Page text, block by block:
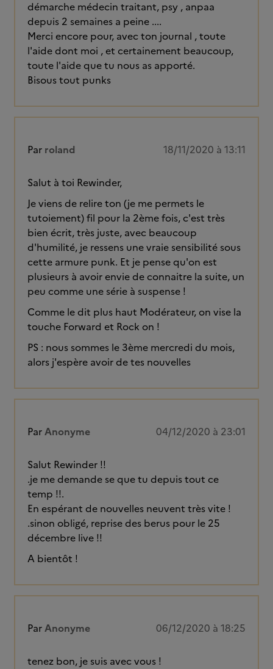
démarche médecin traitant, psy , anpaa
depuis 2 semaines a peine ....
Merci encore pour, avec ton journal , toute
l'aide dont moi , et certainement beaucoup,
toute l'aide que tu nous as apporté.
Bisous tout punks
Par roland 18/11/2020 à 13:11
Salut à toi Rewinder,
Je viens de relire ton (je me permets le
tutoiement) fil pour la 2ème fois, c'est très
bien écrit, très juste, avec beaucoup
d'humilité, je ressens une vraie sensibilité sous
cette armure punk. Et je pense qu'on est
plusieurs à avoir envie de connaitre la suite, un
peu comme une série à suspense !
Comme le dit plus haut Modérateur, on vise la
touche Forward et Rock on !
PS : nous sommes le 3ème mercredi du mois,
alors j'espère avoir de tes nouvelles
ParAnonyme 04/12/2020 à 23:01
Salut Rewinder !!
.je me demande se que tu depuis tout ce
temp !!.
En espérant de nouvelles neuvent très vite !
.sinon obligé, reprise des berus pour le 25
décembre live !!
A bientôt !
ParAnonyme 06/12/2020 à 18:25
tenez bon, je suis avec vous !